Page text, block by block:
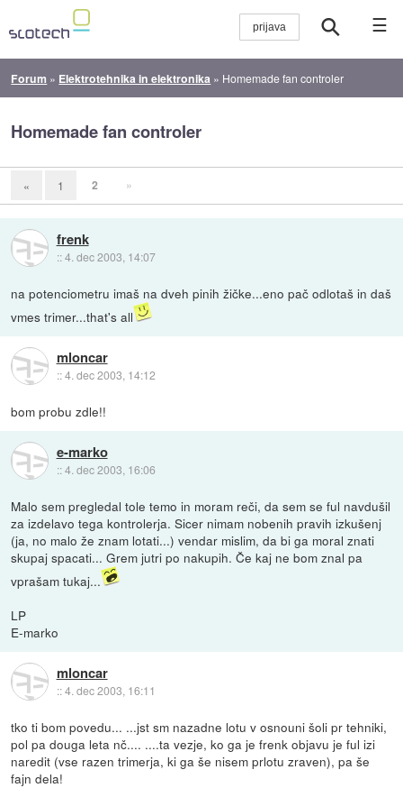
☰
Forum » Elektrotehnika in elektronika » Homemade fan controler
Homemade fan controler
« 1 2 »
frenk
::4. dec 2003, 14:07
na potenciometru imaš na dveh pinih žičke...eno pač odlotaš in daš
vmes trimer...that's all
mloncar
::4. dec 2003, 14:12
bom probu zdle!!
e-marko
::4. dec 2003, 16:06
Malo sem pregledal tole temo in moram reči, da sem se ful navdušil
za izdelavo tega kontrolerja. Sicer nimam nobenih pravih izkušenj
(ja, no malo že znam lotati...) vendar mislim, da bi ga moral znati
skupaj spacati... Grem jutri po nakupih. Če kaj ne bom znal pa
vprašam tukaj...
LP
E-marko
mloncar
::4. dec 2003, 16:11
tko ti bom povedu... ...jst sm nazadne lotu v osnouni šoli pr tehniki,
pol pa douga leta nč.... ....ta vezje, ko ga je frenk objavu je ful izi
naredit (vse razen trimerja, ki ga še nisem prlotu zraven), pa še
fajn dela!